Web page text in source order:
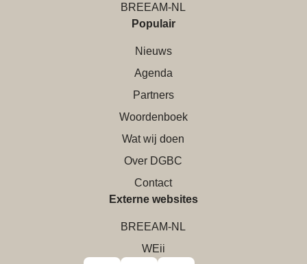
BREEAM-NL
Populair
Nieuws
Agenda
Partners
Woordenboek
Wat wij doen
Over DGBC
Contact
Externe websites
BREEAM-NL
WEii